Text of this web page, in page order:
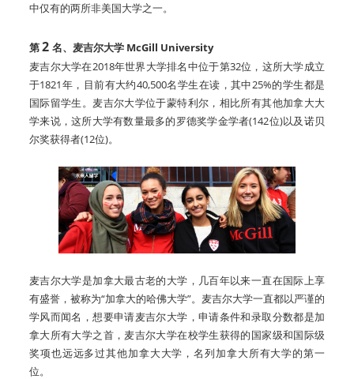
中仅有的两所非美国大学之一。
第2 名、麦吉尔大学 McGill University
麦吉尔大学在2018年世界大学排名中位于第32位，这所大学成立
于1821年，目前有大约40,500名学生在读，其中25%的学生都是
国际留学生。麦吉尔大学位于蒙特利尔，相比所有其他加拿大大
学来说，这所大学有数量最多的罗德奖学金学者(142位)以及诺贝
尔奖获得者(12位)。
麦吉尔大学是加拿大最古老的大学，几百年以来一直在国际上享
有盛誉，被称为“加拿大的哈佛大学”。麦吉尔大学一直都以严谨的
学风而闻名，想要申请麦吉尔大学，申请条件和录取分数都是加
拿大所有大学之首，麦吉尔大学在校学生获得的国家级和国际级
奖项也远远多过其他加拿大大学，名列加拿大所有大学的第一
位。